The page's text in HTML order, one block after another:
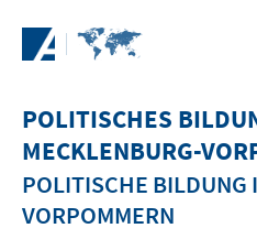
POLITISCHES
MECKLENBURG-
POLITISCHE BILDUNG
VORPOMMERN